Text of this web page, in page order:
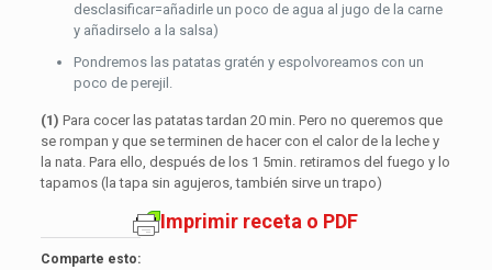
desclasificar=añadirle un poco de agua al jugo de la carne
y añadirselo a la salsa)
Pondremos las patatas gratén y espolvoreamos con un
poco de perejil.
(1) Para cocer las patatas tardan 20 min. Pero no queremos que
se rompan y que se terminen de hacer con el calor de la leche y
la nata. Para ello, después de los 1 5min. retiramos del fuego y lo
tapamos (la tapa sin agujeros, también sirve un trapo)
Imprimir receta o PDF
Comparte esto: